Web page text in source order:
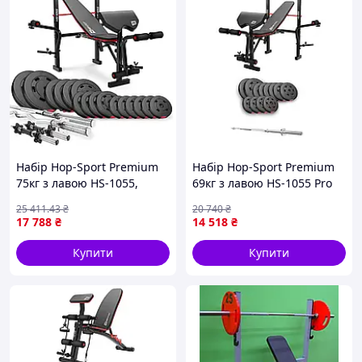
Тренуйтеся з комфортом
Тренажерна лава ZIPRO Volume має сидіння
товщиною 4 см, завдяки чому навіть тривалі
тренування не викликають дискомфорту.
Набір Hop-Sport Premium
75кг з лавою HS-1055,
17 788 ₴
25 411.43₴
Купити
Набір Hop-Sport Premium
69кг з лавою HS-1055 Pro
14 518 ₴
20 740₴
Купити